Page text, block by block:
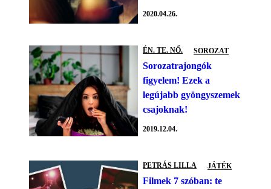
2020.04.26.
ÉN. TE. NŐ. SOROZAT
Sorozatrajongók
figyelem! Ezek a
legújabb gyöngyszemek
csajoknak!
2019.12.04.
PETRÁS LILLA JÁTÉK
Filmek 7 szóban: te